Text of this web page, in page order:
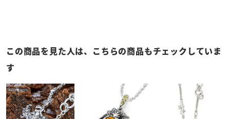
この商品を見た人は、こちらの商品もチェックしていま
す